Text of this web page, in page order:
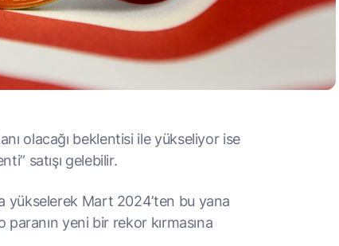
olacağı beklentisi ile yükseliyor ise
satışı gelebilir.
yükselerek Mart 2024’ten bu yana
yeni bir rekor kırmasına